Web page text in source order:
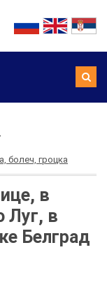
болеч, гроцка
в
Луг, в
Белград